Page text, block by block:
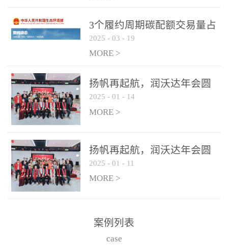
控制系统
3个履约周期碳配额交易量占
全国1/4 山东省碳排放强度持
续降低
2025 - 03 - 19
MORE >
扬帆再起航，润沃达年会圆
满结束！
2025 - 01 - 14
MORE >
扬帆再起航，润沃达年会圆
满结束！
2025 - 01 - 11
MORE >
案例列表
case